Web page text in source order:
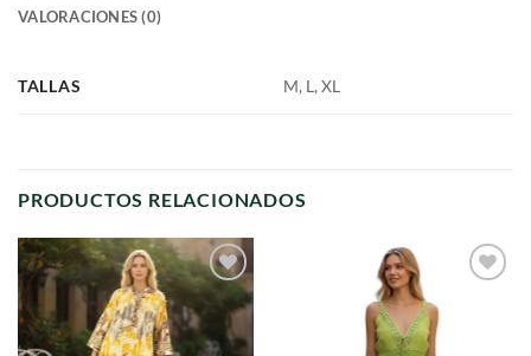
VALORACIONES (0)
TALLAS M, L, XL
PRODUCTOS RELACIONADOS
Agregar
favoritos